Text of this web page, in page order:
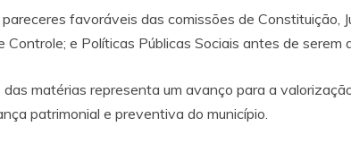
favoráveis das comissões de Constituição,
Controle; e Políticas Públicas Sociais antes de serem
matérias representa um avanço para a
patrimonial e preventiva do município.